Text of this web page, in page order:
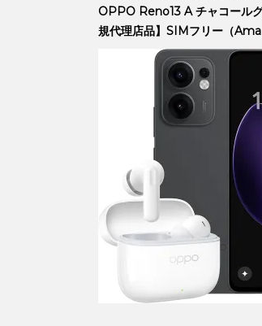
OPPO Reno13 A チャコール
規代理店品】SIMフリー（